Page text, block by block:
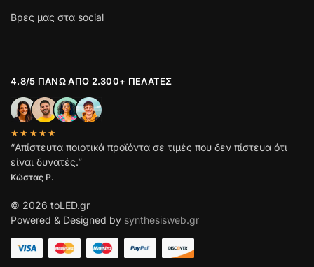
Βρες μας στα social
4.8/5 ΠΆΝΩ ΑΠΌ 2.300+ ΠΕΛΆΤΕΣ
★★★★★
“Απίστευτα ποιοτικά προϊόντα σε τιμές που δεν πίστευα ότι
είναι δυνατές.”
Κώστας Ρ.
© 2026 toLED.gr
Powered & Designed by synthesisweb.gr